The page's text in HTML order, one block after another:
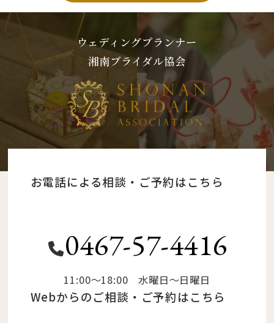
ウェディングプランナー
湘南ブライダル協会
お電話による相談・ご予約はこちら
0467-57-4416
11:00～18:00 水曜日～日曜日
Webからのご相談・ご予約はこちら